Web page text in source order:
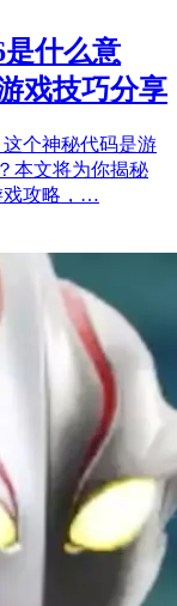
是什么意
戏技巧分享
这个神秘代码是游
本文将为你揭秘
戏攻略，…